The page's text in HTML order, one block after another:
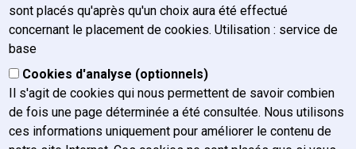
sont placés qu'après qu'un choix aura été effectué
concernant le placement de cookies. Utilisation : service de
base
Cookies d'analyse (optionnels)
Il s'agit de cookies qui nous permettent de savoir combien
de fois une page déterminée a été consultée. Nous utilisons
ces informations uniquement pour améliorer le contenu de